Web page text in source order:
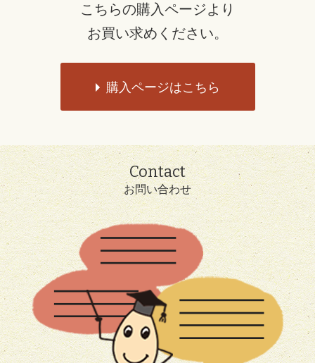
こちらの購入ページより
お買い求めください。
購入ページはこちら
Contact
お問い合わせ